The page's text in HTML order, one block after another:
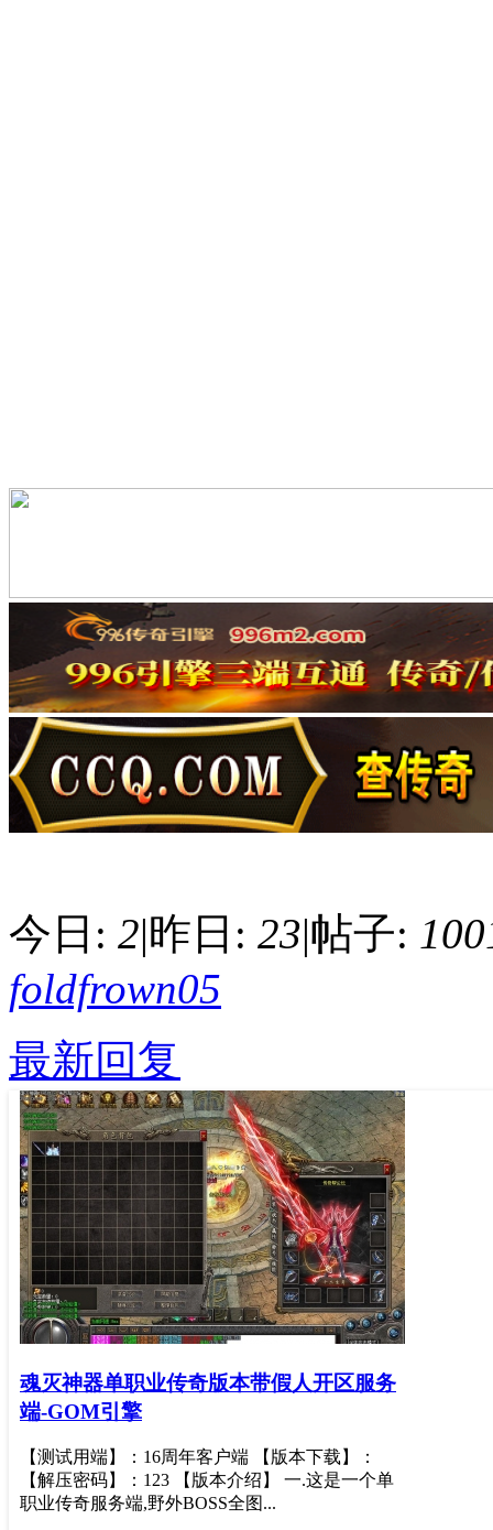
今日: 2|昨日: 23|帖子:
foldfrown05
最新回复
魂灭神器单职业传奇版本带假人开区服务
端-GOM引擎
【测试用端】：16周年客户端 【版本下载】：
【解压密码】：123 【版本介绍】 一.这是一个单
职业传奇服务端,野外BOSS全图...